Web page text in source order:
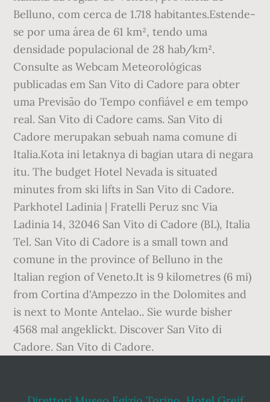
Belluno, com cerca de 1.718 habitantes.Estende-
se por uma área de 61 km², tendo uma
densidade populacional de 28 hab/km².
Consulte as Webcam Meteorológicas
publicadas em San Vito di Cadore para obter
uma Previsão do Tempo confiável e em tempo
real. San Vito di Cadore cams. San Vito di
Cadore merupakan sebuah nama comune di
Italia.Kota ini letaknya di bagian utara di negara
itu. The budget Hotel Nevada is situated
minutes from ski lifts in San Vito di Cadore.
Parkhotel Ladinia | Fratelli Peruz snc Via
Ladinia 14, 32046 San Vito di Cadore (BL), Italia
Tel. San Vito di Cadore is a small town and
comune in the province of Belluno in the
Italian region of Veneto.It is 9 kilometres (6 mi)
from Cortina d'Ampezzo in the Dolomites and
is next to Monte Antelao.. Sie wurde bisher
4568 mal angeklickt. Discover San Vito di
Cadore. San Vito di Cadore.